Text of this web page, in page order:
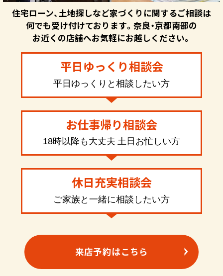
住宅ローン、土地探しなど家づくりに関するご相談は
何でも受け付けております。奈良・京都南部の
お近くの店舗へお気軽にお越しください。
平日ゆっくり相談会
平日ゆっくりと相談したい方
お仕事帰り相談会
18時以降も大丈夫 土日お忙しい方
休日充実相談会
ご家族と一緒に相談したい方
来店予約はこちら